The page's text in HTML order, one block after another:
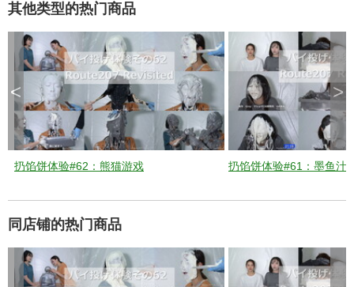
d
e
o
其他类型的热门商品
扔馅饼体验#62：熊猫游戏 扔馅饼体验#61：墨鱼汁
< >
同店铺的热门商品